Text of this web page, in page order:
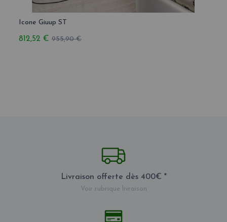
Icone Giuup ST
812,52 € 955,90 €
Livraison offerte dès 400€ *
Voir rubrique livraison